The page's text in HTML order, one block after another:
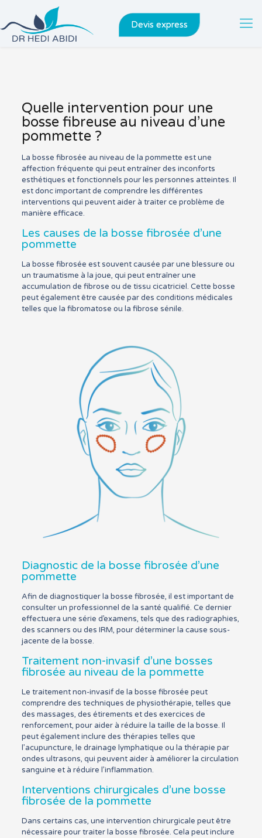
Devis express
Quelle intervention pour une
bosse fibreuse au niveau d’une
pommette ?
La bosse fibrosée au niveau de la pommette est une
affection fréquente qui peut entraîner des inconforts
esthétiques et fonctionnels pour les personnes atteintes. Il
est donc important de comprendre les différentes
interventions qui peuvent aider à traiter ce problème de
manière efficace.
Les causes de la bosse fibrosée d’une
pommette
La bosse fibrosée est souvent causée par une blessure ou
un traumatisme à la joue, qui peut entraîner une
accumulation de fibrose ou de tissu cicatriciel. Cette bosse
peut également être causée par des conditions médicales
telles que la fibromatose ou la fibrose sénile.
Diagnostic de la bosse fibrosée d’une
pommette
Afin de diagnostiquer la bosse fibrosée, il est important de
consulter un professionnel de la santé qualifié. Ce dernier
effectuera une série d’examens, tels que des radiographies,
des scanners ou des IRM, pour déterminer la cause sous-
jacente de la bosse.
Traitement non-invasif d’une bosses
fibrosée au niveau de la pommette
Le traitement non-invasif de la bosse fibrosée peut
comprendre des techniques de physiothérapie, telles que
des massages, des étirements et des exercices de
renforcement, pour aider à réduire la taille de la bosse. Il
peut également inclure des thérapies telles que
l’acupuncture, le drainage lymphatique ou la thérapie par
ondes ultrasons, qui peuvent aider à améliorer la circulation
sanguine et à réduire l’inflammation.
Interventions chirurgicales d’une bosse
fibrosée de la pommette
Dans certains cas, une intervention chirurgicale peut être
nécessaire pour traiter la bosse fibrosée. Cela peut inclure